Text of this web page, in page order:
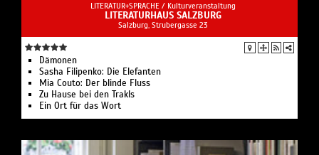
LITERATUR+SPRACHE / Kulturveranstaltung
LITERATURHAUS SALZBURG
Salzburg, Strubergasse 23
Dämonen
Sasha Filipenko: Die Elefanten
Mia Couto: Der blinde Fluss
Zu Hause bei den Trakls
Ein Ort für das Wort